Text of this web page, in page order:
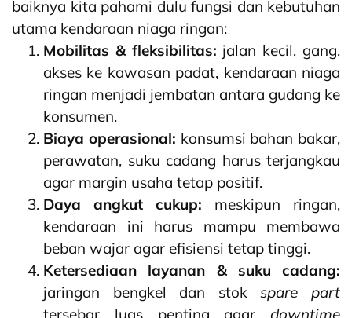
baiknya kita pahami dulu fungsi dan kebutuhan
utama kendaraan niaga ringan:
Mobilitas & fleksibilitas: jalan kecil, gang,
akses ke kawasan padat, kendaraan niaga
ringan menjadi jembatan antara gudang ke
konsumen.
Biaya operasional: konsumsi bahan bakar,
perawatan, suku cadang harus terjangkau
agar margin usaha tetap positif.
Daya angkut cukup: meskipun ringan,
kendaraan ini harus mampu membawa
beban wajar agar efisiensi tetap tinggi.
Ketersediaan layanan & suku cadang:
jaringan bengkel dan stokspare part